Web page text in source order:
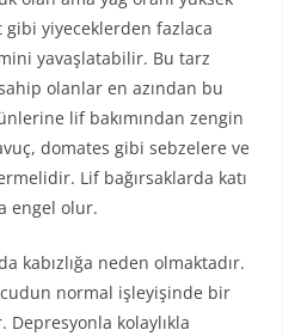
yiyeceklerden fazlaca
yavaşlatabilir. Bu tarz
olanlar en azından bu
lif bakımından zengin
domates gibi sebzelere ve
Lif bağırsaklarda katı
engel olur.
kabızlığa neden olmaktadır.
normal işleyişinde bir
Depresyonla kolaylıkla